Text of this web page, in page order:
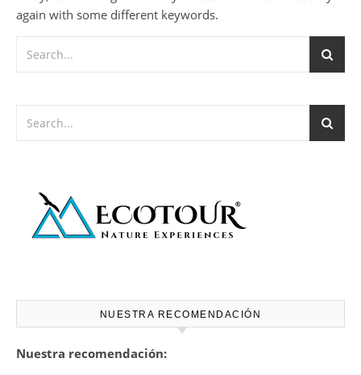
again with some different keywords.
NUESTRA RECOMENDACIÓN
Nuestra recomendación: